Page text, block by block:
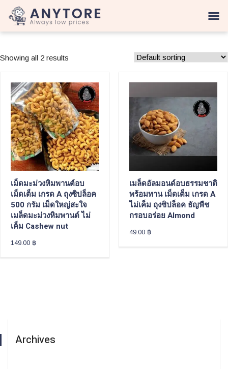
Showing all 2 results
เม็ดมะม่วงหิมพานต์อบ
เม็ดเต็ม เกรด A ถุงซิปล็อค
500 กรัม เม็ดใหญ่สะใจ
เมล็ดมะม่วงหิมพานต์ ไม่
เค็ม Cashew nut
149.00 ฿
เมล็ดอัลมอนด์อบธรรมชาติ
พร้อมทาน เม็ดเต็ม เกรด A
ไม่เค็ม ถุงซิปล็อค ธัญพืช
กรอบอร่อย Almond
49.00 ฿
Archives